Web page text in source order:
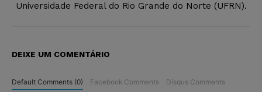
Universidade Federal do Rio Grande do Norte (UFRN).
DEIXE UM COMENTÁRIO
Default Comments (0) Facebook Comments Disqus Comments